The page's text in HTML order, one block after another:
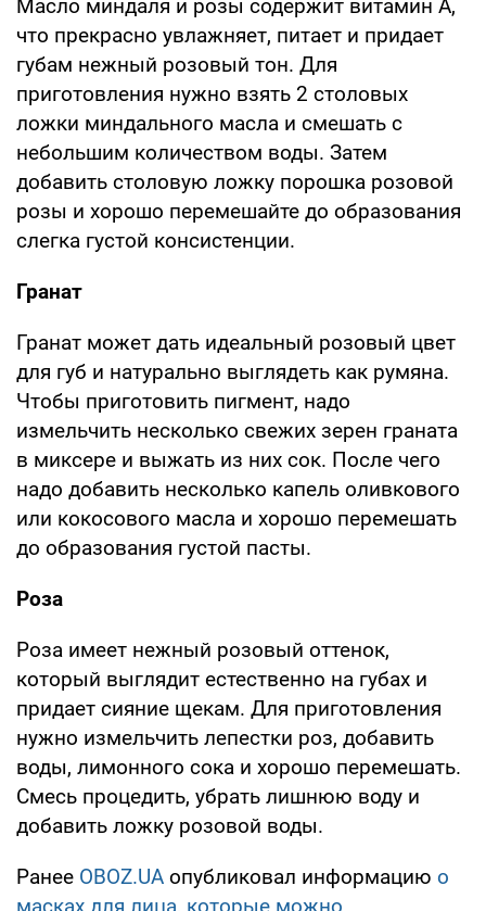
Масло миндаля и розы содержит витамин А,
что прекрасно увлажняет, питает и придает
губам нежный розовый тон. Для
приготовления нужно взять 2 столовых
ложки миндального масла и смешать с
небольшим количеством воды. Затем
добавить столовую ложку порошка розовой
розы и хорошо перемешайте до образования
слегка густой консистенции.
Гранат
Гранат может дать идеальный розовый цвет
для губ и натурально выглядеть как румяна.
Чтобы приготовить пигмент, надо
измельчить несколько свежих зерен граната
в миксере и выжать из них сок. После чего
надо добавить несколько капель оливкового
или кокосового масла и хорошо перемешать
до образования густой пасты.
Роза
Роза имеет нежный розовый оттенок,
который выглядит естественно на губах и
придает сияние щекам. Для приготовления
нужно измельчить лепестки роз, добавить
воды, лимонного сока и хорошо перемешать.
Смесь процедить, убрать лишнюю воду и
добавить ложку розовой воды.
Ранее OBOZ.UA опубликовал информацию о
масках для лица, которые можно